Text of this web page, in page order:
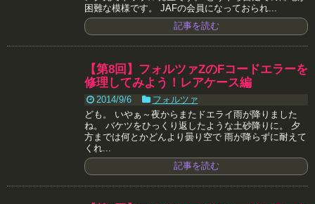
困難な模様です。 JAFの会員になっておられ...
記事を読む
【第8回】フォルツァZのFコードエラーを
修理してみよう！レアケース編
2014/9/6
フォルツァ
ども。 いやぁ～夜からまたドエライ雨が降りました
ね。 バケツをひっくり返したような土砂降りに。 夕
方までは何とかどんより曇り空で 雨が降らずに耐えて
くれ...
記事を読む